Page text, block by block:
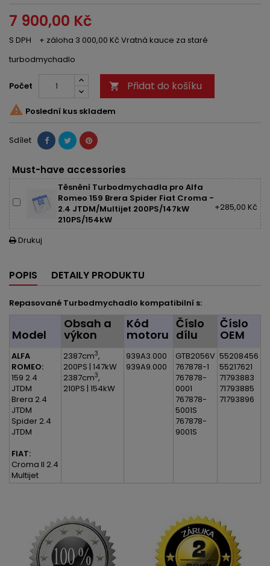
7 900,00 Kč
S DPH
+ záloha 3 000,00 Kč Vratná kauce za staré
turbodmychadlo
Počet  Přidat do košíku
 Poslední kus skladem
Sdílet
Must-have accessories
Těsnění Turbodmychadla pro Alfa
Romeo 159 Brera Spider Fiat Croma -
2.4 JTDM/Multijet 200PS/147kW
210PS/154kW
+285,00 Kč
 Drukuj
POPIS DETAILY PRODUKTU
Repasované Turbodmychadlo kompatibilní s:
Model
Obsah a
výkon
Kód
motoru
Číslo
dílu
Číslo
OEM
ALFA
ROMEO:
159 2.4
JTDM
Brera 2.4
JTDM
Spider 2.4
JTDM
FIAT:
Croma II 2.4
Multijet
2387cm3,
200PS | 147kW
2387cm3,
210PS | 154kW
939A3.000
939A9.000
GTB2056V
767878-1
767878-
0001
767878-
5001S
767878-
9001S
55208456
55217621
71793883
71793885
71793896